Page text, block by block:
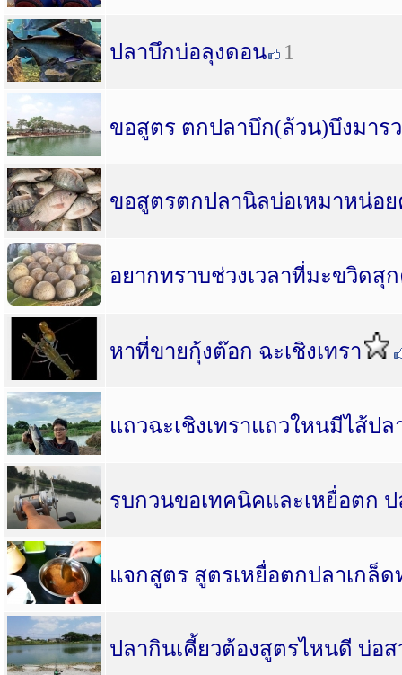
ปลาบึกบ่อลุงดอน 1
ขอสูตร ตกปลาบึก(ล้วน)บึงมาร
ขอสูตรตกปลานิลบ่อเหมาหน่อ
อยากทราบช่วงเวลาที่มะขวิดสุ
หาที่ขายกุ้งต๊อก ฉะเชิงเทรา
แถวฉะเชิงเทราแถวใหนมีไส้ป
รบกวนขอเทคนิคและเหยื่อตก
แจกสูตร สูตรเหยื่อตกปลาเกล็
ปลากินเคี้ยวต้องสูตรไหนดี บ่อส